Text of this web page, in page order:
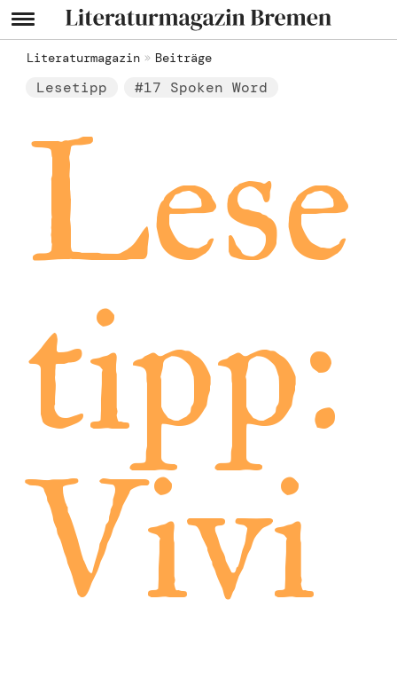
Literaturmagazin Beiträge
Lesetipp #17 Spoken Word
Lese
tipp:
Vivi